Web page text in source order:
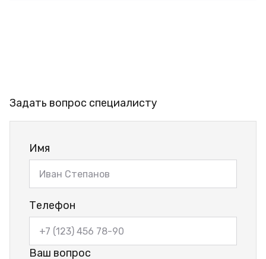
Задать вопрос специалисту
Имя
Телефон
Ваш вопрос